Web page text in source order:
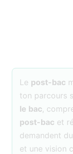
Le post-bac
ton parcours
le bac,
post-bac et
demandent
et une vision